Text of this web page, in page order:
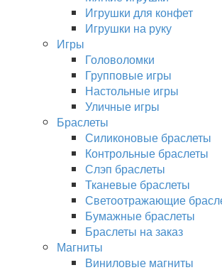
Игрушки для конфет
Игрушки на руку
Игры
Головоломки
Групповые игры
Настольные игры
Уличные игры
Браслеты
Силиконовые браслеты
Контрольные браслеты
Слэп браслеты
Тканевые браслеты
Светоотражающие
Бумажные браслеты
Браслеты на заказ
Магниты
Виниловые магниты